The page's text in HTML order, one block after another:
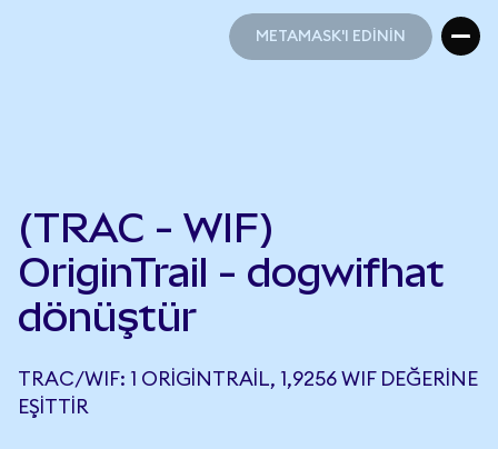
METAMASK'I EDİNİN
(TRAC - WIF)
OriginTrail - dogwifhat
dönüştür
TRAC/WIF: 1 ORIGINTRAIL, 1,9256 WIF DEĞERINE
EŞITTIR